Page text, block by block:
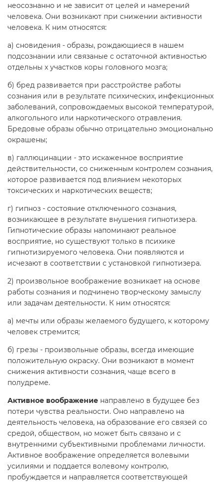
неосознанно и не зависит от целей и намерений
человека. Они возникают при снижении активности
человека. К ним относятся:
а) сновидения - образы, рождающиеся в нашем
подсознании или связаные с остаточной активностью
отдельны х участков коры головного мозга;
б) бред развивается при расстройстве работы
сознания или в результате психических, инфекционных
заболеваний, сопровождаемых высокой температурой,
алкогольного или наркотического отравления.
Бредовые образы обычно отрицательно эмоционально
окрашены;
в) галлюцинации - это искаженное восприятие
действительности, со сниженным контролем сознания,
которое развивается под влиянием некоторых
токсических и наркотических веществ;
г) гипноз - состояние отключенного сознания,
возникающее в результате внушения гипнотизера.
Гипнотические образы напоминают реальное
восприятие, но существуют только в психике
гипнотизируемого человека. Они появляются и
исчезают в соответствии с установкой гипнотизера.
2) произвольное воображение возникает на основе
работы сознания и подчинено творческому замыслу
или задачам деятельности. К ним относятся:
а) мечты или образы желаемого будущего, к которому
человек стремится;
б) грезы - произвольные образы, всегда имеющие
положительную окраску. Они возникают в момент
снижения активности сознания, чаще всего в
полудреме.
Активное воображение направлено в будущее без
потери чувства реальности. Оно направлено на
деятельность человека, на образование его связей со
средой, обществом, но может быть связано и с
внутренними субъективными проблемами личности.
Активное воображение определяется волевыми
усилиями и поддается волевому контролю,
пробуждается и направляется соответствующей